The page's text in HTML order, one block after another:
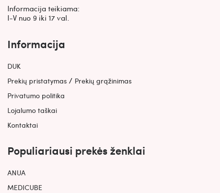
Informacija teikiama:
I-V nuo 9 iki 17 val.
Informacija
DUK
Prekių pristatymas / Prekių grąžinimas
Privatumo politika
Lojalumo taškai
Kontaktai
Populiariausi prekės ženklai
ANUA
MEDICUBE